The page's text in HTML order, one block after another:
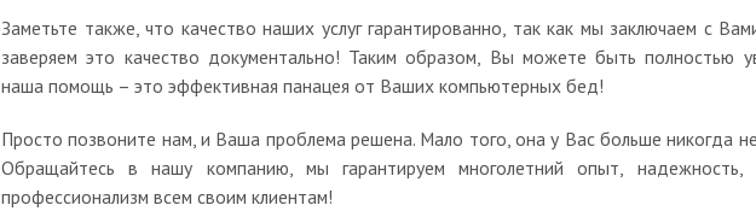
Заметьте также, что качество наших услуг гарантированно, так как мы заключаем с
заверяем это качество документально! Таким образом, Вы можете быть полностью
наша помощь – это эффективная панацея от Ваших компьютерных бед!
Просто позвоните нам, и Ваша проблема решена. Мало того, она у Вас больше никогда
Обращайтесь в нашу компанию, мы гарантируем многолетний опыт, надежность,
профессионализм всем своим клиентам!